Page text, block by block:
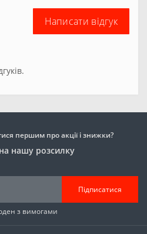
Написати відгук
першим про акції і знижки?
нашу розсилку
Підписатися
з вимогами